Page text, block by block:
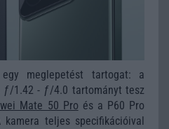
meglepetést tartogat: a
1.42 - ƒ/4.0 tartományt tesz
Mate 50 Pro és a P60 Pro
teljes specifikációival